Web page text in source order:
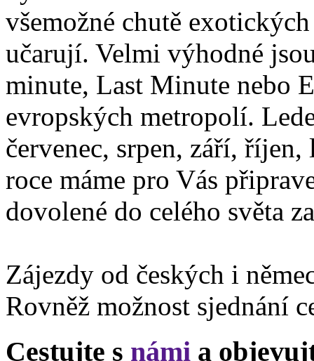
všemožné chutě
učarují. Velmi výhodné
minute, Last Minute nebo
evropských metropolí.
červenec, srpen, září,
roce máme pro Vás
dovolené do celého světa
Zájezdy od českých i
Rovněž možnost sjednání
Cestujte s námi a